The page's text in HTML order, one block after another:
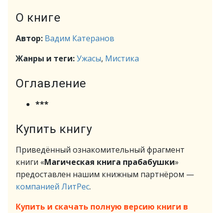
О книге
Автор: Вадим Катеранов
Жанры и теги:Ужасы, Мистика
Оглавление
***
Купить книгу
Приведённый ознакомительный фрагмент
книги «Магическая книга прабабушки»
предоставлен нашим книжным партнёром —
компанией ЛитРес.
Купить и скачать полную версию книги в